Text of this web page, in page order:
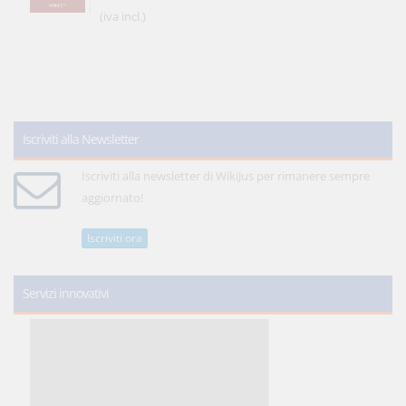
(iva incl.)
Iscriviti alla Newsletter
Iscriviti alla newsletter di WikiJus per rimanere sempre
aggiornato!
Iscriviti ora
Servizi innovativi